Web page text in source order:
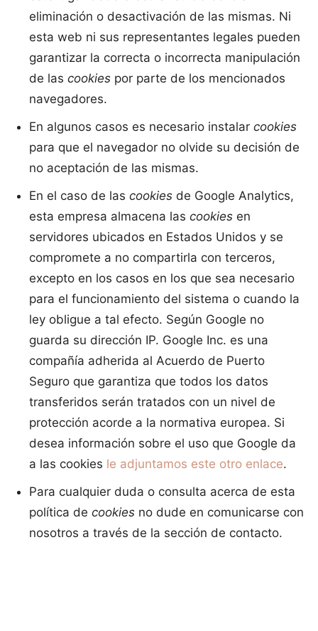
eliminación o desactivación de las mismas. Ni
esta web ni sus representantes legales pueden
garantizar la correcta o incorrecta manipulación
de las cookies por parte de los mencionados
navegadores.
En algunos casos es necesario instalar cookies
para que el navegador no olvide su decisión de
no aceptación de las mismas.
En el caso de las cookies de Google Analytics,
esta empresa almacena las cookies en
servidores ubicados en Estados Unidos y se
compromete a no compartirla con terceros,
excepto en los casos en los que sea necesario
para el funcionamiento del sistema o cuando la
ley obligue a tal efecto. Según Google no
guarda su dirección IP. Google Inc. es una
compañía adherida al Acuerdo de Puerto
Seguro que garantiza que todos los datos
transferidos serán tratados con un nivel de
protección acorde a la normativa europea. Si
desea información sobre el uso que Google da
a las cookies le adjuntamos este otro enlace.
Para cualquier duda o consulta acerca de esta
política de cookies no dude en comunicarse con
nosotros a través de la sección de contacto.